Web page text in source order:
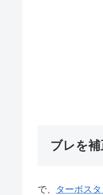
ブレを
で、 ターボス